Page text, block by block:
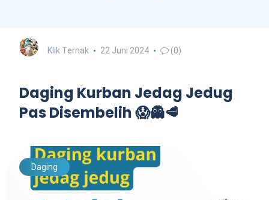
Klik Ternak 22 Juni 2024 (0)
Daging Kurban Jedag Jedug
Pas Disembelih 😱👻🥩
Daging